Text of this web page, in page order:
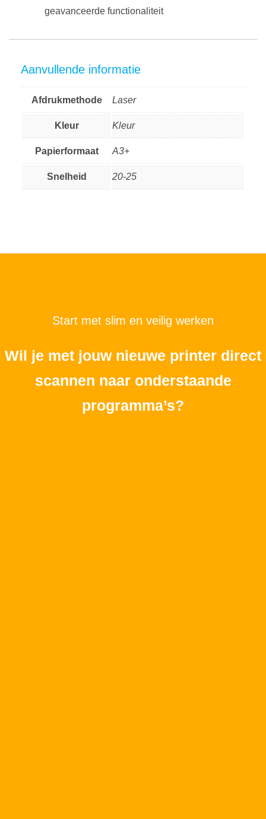
geavanceerde functionaliteit
Aanvullende informatie
Afdrukmethode Laser
Kleur Kleur
Papierformaat A3+
Snelheid 20-25
Start met slim en veilig werken
Wil je met jouw nieuwe printer direct
scannen naar onderstaande
programma’s?